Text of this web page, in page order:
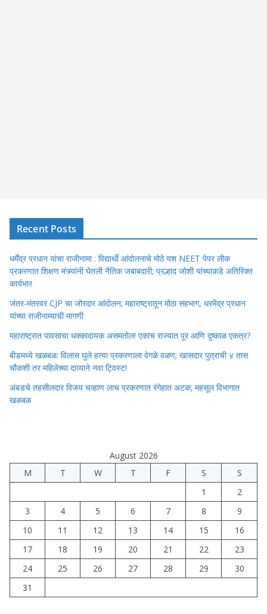
Recent Posts
धर्मेंद्र प्रधान यांचा राजीनामा : विद्यार्थी आंदोलनाचे मोठे यश NEET पेपर लीक
प्रकरणात शिक्षण मंत्र्यांनी घेतली नैतिक जबाबदारी; प्रल्हाद जोशी यांच्याकडे अतिरिक्त
कार्यभार
जंतर-मंतरवर CJP चा जोरदार आंदोलन; महाराष्ट्रातून मोठा सहभाग, धरमेंद्र प्रधान
यांच्या राजीनाम्याची मागणी
महाराष्ट्रात पावसाचा धक्कादायक असमतोल! एकाच राज्यात पूर आणि दुष्काळ एकत्र?
बीडमध्ये खळबळ: विलास घुले हत्या प्रकरणाला वेगळे वळण; खासदार पुत्राची ४ तास
चौकशी तर महिलेच्या दाव्याने नवा ट्विस्ट!
अंबडचे तहसीलदार विजय चव्हाण लाच प्रकरणात रंगेहात अटक; महसूल विभागात
खळबळ
August 2026
M
T W T F S
S
1
2
3
4 5 6 7 8
9
10
11 12 13 14 15
16
17
18 19 20 21 22
23
24
25 26 27 28 29
30
31